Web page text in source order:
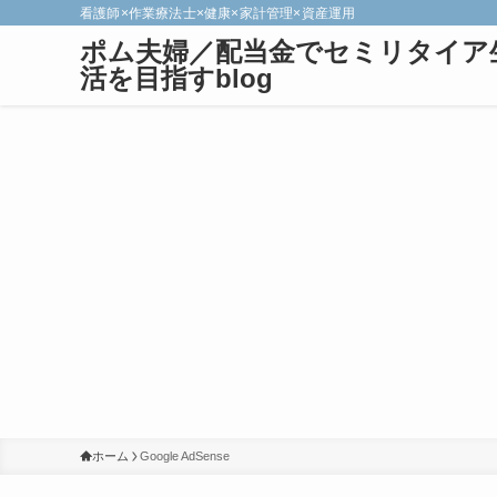
看護師×作業療法士×健康×家計管理×資産運用
ポム夫婦／配当金でセミリタイア
活を目指すblog
ホーム Google AdSense